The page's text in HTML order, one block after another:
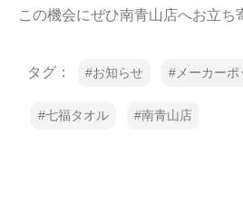
タグ： お知らせ メーカー
七福タオル 南青山店